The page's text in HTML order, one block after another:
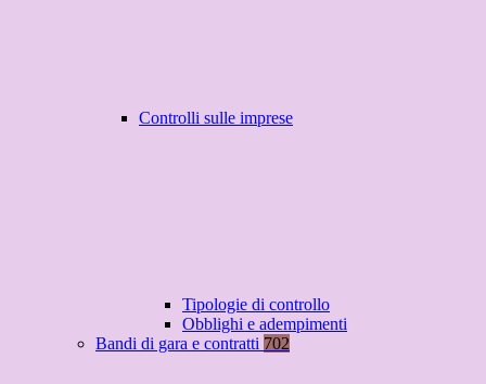
Controlli sulle imprese
Tipologie di controllo
Obblighi e adempimenti
Bandi di gara e contratti 702